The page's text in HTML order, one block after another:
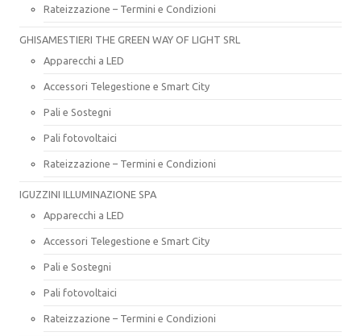
Rateizzazione – Termini e Condizioni
GHISAMESTIERI THE GREEN WAY OF LIGHT SRL
Apparecchi a LED
Accessori Telegestione e Smart City
Pali e Sostegni
Pali fotovoltaici
Rateizzazione – Termini e Condizioni
IGUZZINI ILLUMINAZIONE SPA
Apparecchi a LED
Accessori Telegestione e Smart City
Pali e Sostegni
Pali fotovoltaici
Rateizzazione – Termini e Condizioni